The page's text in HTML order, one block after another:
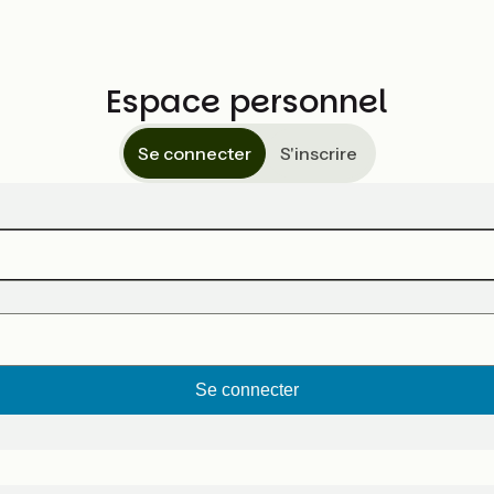
Espace personnel
Se connecter S'inscrire